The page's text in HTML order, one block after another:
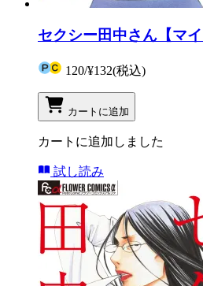
セクシー田中さん【マ
120/¥132(税込)
カートに追加
カートに追加しました
試し読み